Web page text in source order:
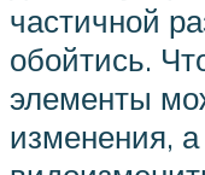
частичной
обойтись.
элементы
изменения,